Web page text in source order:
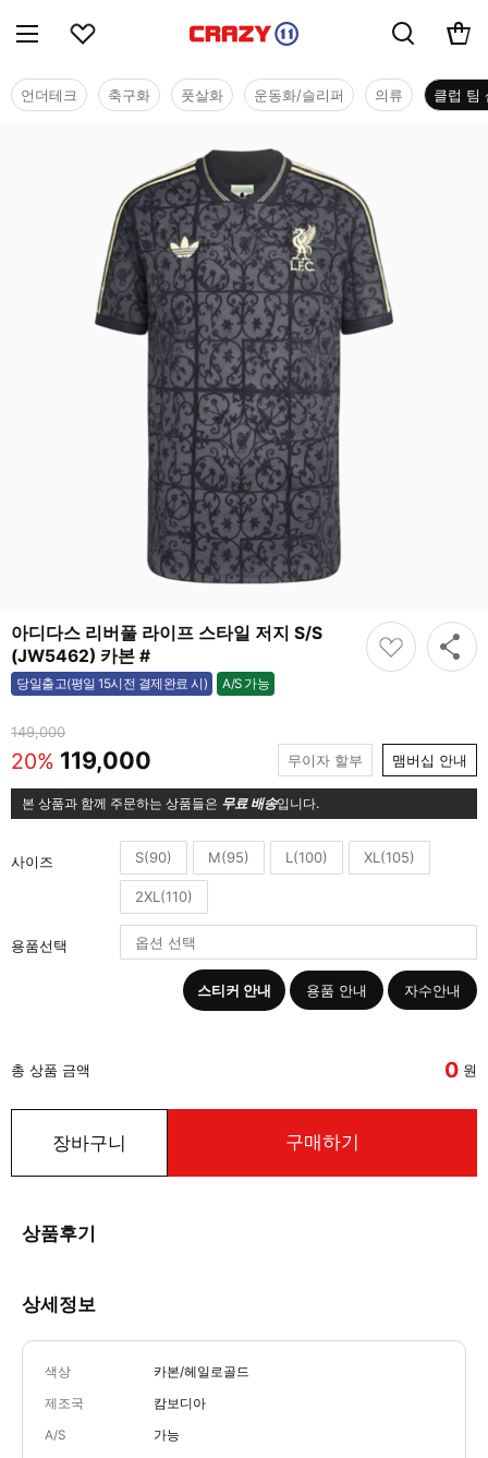
언더테크 축구화 풋살화 운동화/슬리퍼 의류 클럽 팀
아디다스 리버풀 라이프 스타일 저지 S/S
(JW5462) 카본 #
당일출고(평일 15시전 결제완료 시) A/S 가능
가능
149,000
20% 119,000 무이자 할부 맴버십 안내
본 상품과 함께 주문하는 상품들은 무료 배송입니다.
사이즈 S(90) M(95) L(100) XL(105)
2XL(110)
용품선택
스티커 안내 용품 안내 자수안내
총 상품 금액 0 원
장바구니 구매하기
상품후기
상세정보
색상 카본/헤일로골드
제조국 캄보디아
A/S 가능